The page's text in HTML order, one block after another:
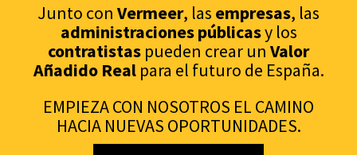
Junto con Vermeer, las empresas, las
administraciones públicasy los
contratistas pueden crear un Valor
Añadido Realpara el futuro de España.
EMPIEZA CON NOSOTROS EL CAMINO
HACIA NUEVAS OPORTUNIDADES.